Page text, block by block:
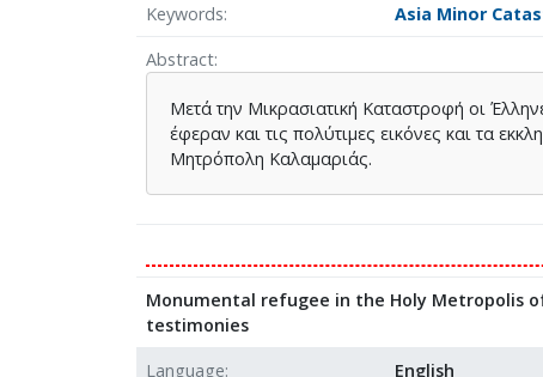
Keywords
Asia Minor
Abstract
Μετά την Μικρασιατική Καταστροφή οι
έφεραν και τις πολύτιμες εικόνες και τα
Μητρόπολη Καλαμαριάς.
Monumental refugee in the Holy Metropolis
testimonies
Language
English